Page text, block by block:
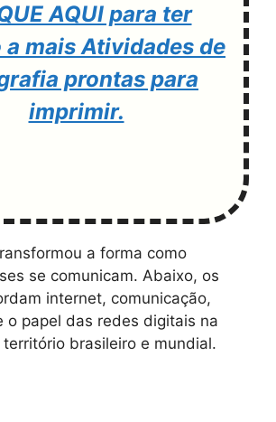
AQUI para ter
a mais Atividades de
prontas para
imprimir.
a forma como
se comunicam. Abaixo, os
internet, comunicação,
o papel das redes digitais na
brasileiro e mundial.